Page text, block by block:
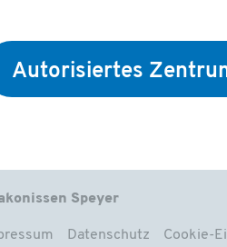
Autorisiertes
Speyer
Datenschutz Cookie-